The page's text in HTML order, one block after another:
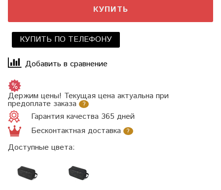
КУПИТЬ
КУПИТЬ ПО ТЕЛЕФОНУ
Добавить в сравнение
Держим цены! Текущая цена актуальна при
предоплате заказа ?
Гарантия качества 365 дней
Бесконтактная доставка
?
Доступные цвета: